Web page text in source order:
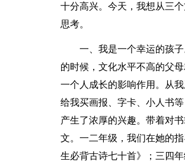
十分高兴。今天，我想从三
思考。
一、我是一个幸运的孩
的时候，文化水平不高的父
一个人成长的影响作用。从
给我买画报、字卡、小人书
产生了浓厚的兴趣。带着对
文。一二年级，我们在她的
生必背古诗七十首》；三四